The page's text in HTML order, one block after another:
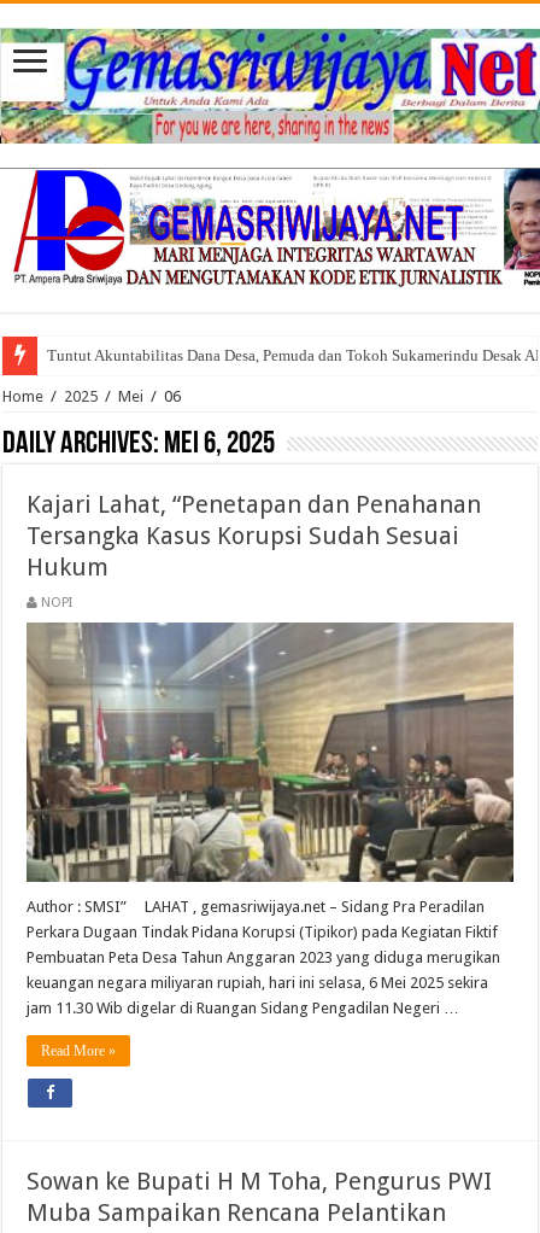
Tuntut Akuntabilitas Dana Desa, Pemuda dan Tokoh Sukamerindu Desak
Home / 2025 / Mei / 06
Daily Archives: Mei 6, 2025
Kajari Lahat, “Penetapan dan Penahanan
Tersangka Kasus Korupsi Sudah Sesuai
Hukum
NOPI
Author : SMSI” LAHAT , gemasriwijaya.net – Sidang Pra Peradilan
Perkara Dugaan Tindak Pidana Korupsi (Tipikor) pada Kegiatan Fiktif
Pembuatan Peta Desa Tahun Anggaran 2023 yang diduga merugikan
keuangan negara miliyaran rupiah, hari ini selasa, 6 Mei 2025 sekira
jam 11.30 Wib digelar di Ruangan Sidang Pengadilan Negeri …
Read More »
Sowan ke Bupati H M Toha, Pengurus PWI
Muba Sampaikan Rencana Pelantikan